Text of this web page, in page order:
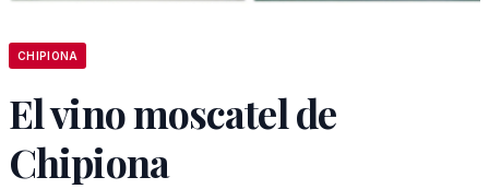
CHIPIONA
El vino moscatel de
Chipiona